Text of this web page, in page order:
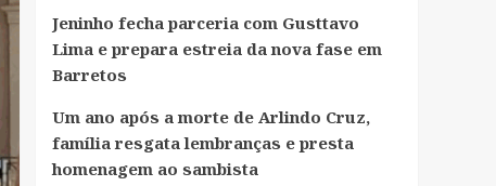
Jeninho fecha parceria com Gusttavo
Lima e prepara estreia da nova fase em
Barretos
Um ano após a morte de Arlindo Cruz,
família resgata lembranças e presta
homenagem ao sambista